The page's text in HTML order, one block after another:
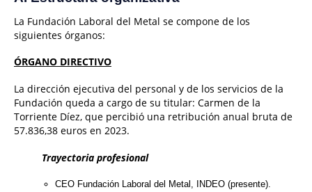
La Fundación Laboral del Metal se compone de los
siguientes órganos:
ÓRGANO DIRECTIVO
La dirección ejecutiva del personal y de los servicios de la
Fundación queda a cargo de su titular: Carmen de la
Torriente Díez, que percibió una retribución anual bruta de
57.836,38 euros en 2023.
Trayectoria profesional
CEO Fundación Laboral del Metal, INDEO (presente).